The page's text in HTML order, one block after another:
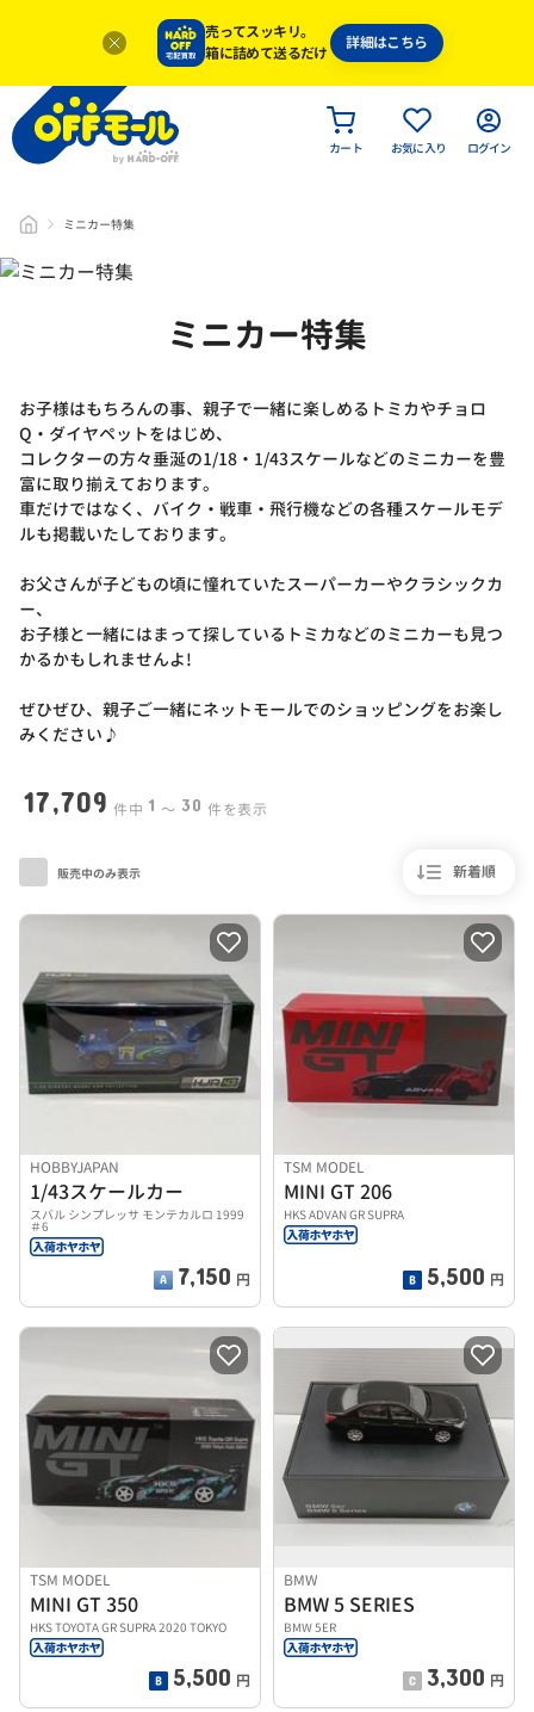
売ってスッキリ。
箱に詰めて送るだけ
詳細はこちら
カート お気に入り ログイン
ミニカー特集
ミニカー特集
お子様はもちろんの事、親子で一緒に楽しめるトミカやチョロ
Q・ダイヤペットをはじめ、
コレクターの方々垂涎の1/18・1/43スケールなどのミニカーを豊
富に取り揃えております。
車だけではなく、バイク・戦車・飛行機などの各種スケールモデ
ルも掲載いたしております。
お父さんが子どもの頃に憧れていたスーパーカーやクラシックカ
ー、
お子様と一緒にはまって探しているトミカなどのミニカーも見つ
かるかもしれませんよ!
ぜひぜひ、親子ご一緒にネットモールでのショッピングをお楽し
みください♪
17,709 件中 1 〜 30 件を表示
新着順
販売中のみ表示
HOBBYJAPAN
1/43スケールカー
スバル シンプレッサ モンテカルロ 1999
＃6
7,150 円
TSM MODEL
MINI GT 206
HKS ADVAN GR SUPRA
5,500 円
TSM MODEL
MINI GT 350
HKS TOYOTA GR SUPRA 2020 TOKYO
5,500 円
BMW
BMW 5 SERIES
BMW 5ER
3,300 円